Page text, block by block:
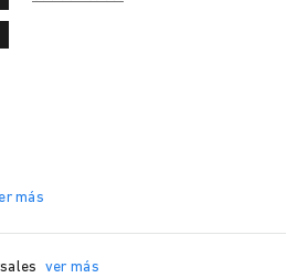
más
ver más